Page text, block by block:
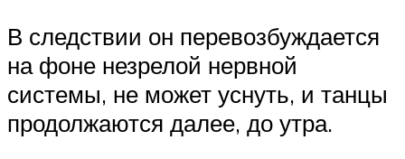
В следствии он перевозбуждается
на фоне незрелой нервной
системы, не может уснуть, и танцы
продолжаются далее, до утра.